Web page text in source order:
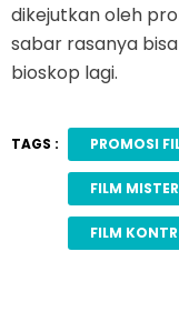
dikejutkan oleh
sabar rasanya
bioskop lagi.
TAGS : PROMOSI
FILM
FILM